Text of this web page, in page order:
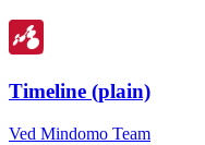
Timeline (plain)
Ved Mindomo Team